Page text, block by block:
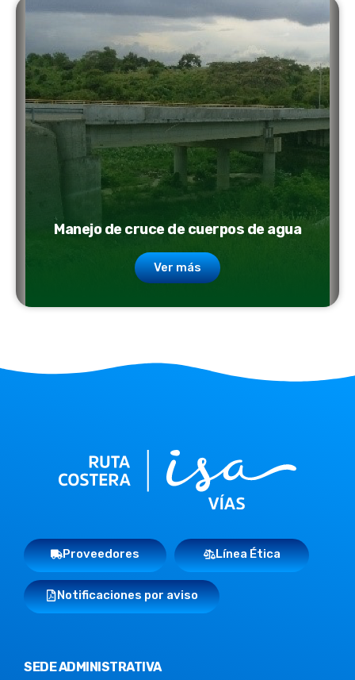
Manejo de cruce de cuerpos de agua
Ver más
Proveedores Línea Ética
Notificaciones por aviso
SEDE ADMINISTRATIVA